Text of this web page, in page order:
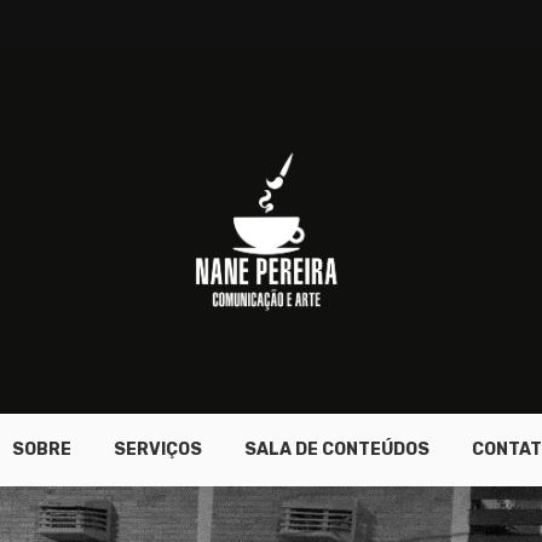
SOBRE SERVIÇOS SALA DE CONTEÚDOS